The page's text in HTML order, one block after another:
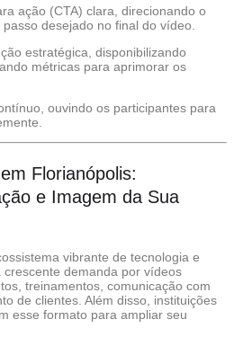
ação (CTA) clara, direcionando o
desejado no final do vídeo.
estratégica, disponibilizando
métricas para aprimorar os
ouvindo os participantes para
Florianópolis:
e Imagem da Sua
vibrante de tecnologia e
demanda por vídeos
treinamentos, comunicação com
de clientes. Além disso, instituições
esse formato para ampliar seu